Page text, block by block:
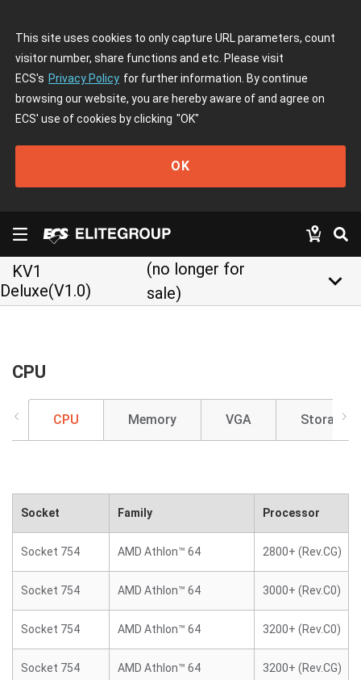
This site uses cookies to only capture URL parameters, count
visitor number, share functions and etc. Please visit
ECS's Privacy Policy for further information. By continue
browsing our website, you are hereby aware of and agree on
ECS' use of cookies by clicking "OK"
OK
KV1
Deluxe(V1.0)
(no longer for
sale)
keyboard_arrow_down
CPU
CPU Memory VGA Storage
Socket Family Processor
Socket 754 AMD Athlon™ 64 2800+ (Rev.CG)
Socket 754 AMD Athlon™ 64 3000+ (Rev.C0)
Socket 754 AMD Athlon™ 64 3200+ (Rev.C0)
Socket 754 AMD Athlon™ 64 3200+ (Rev.CG)